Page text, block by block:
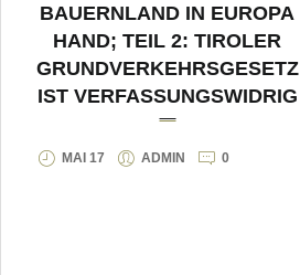
BAUERNLAND IN EUROPA
HAND; TEIL 2: TIROLER
GRUNDVERKEHRSGESETZ
IST VERFASSUNGSWIDRIG
MAI 17 ADMIN 0